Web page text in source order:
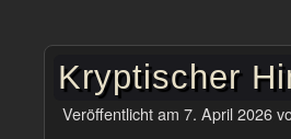
Kryptischer
Veröffentlicht am 7. April 2026